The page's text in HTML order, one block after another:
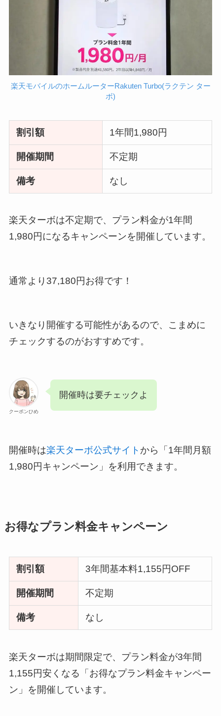
楽天モバイルのホームルーターRakuten Turbo(ラクテン ター
ボ)
割引額 1年間1,980円
開催期間 不定期
備考 なし
楽天ターボは不定期で、プラン料金が1年間
1,980円になるキャンペーンを開催しています。
通常より37,180円お得です！
いきなり開催する可能性があるので、こまめに
チェックするのがおすすめです。
クーポンひめ
開催時は要チェックよ
開催時は楽天ターボ公式サイト から「1年間月額
1,980円キャンペーン」を利用できます。
お得なプラン料金キャンペーン
割引額 3年間基本料1,155円OFF
開催期間 不定期
備考 なし
楽天ターボは期間限定で、プラン料金が3年間
1,155円安くなる「お得なプラン料金キャンペー
ン」を開催しています。